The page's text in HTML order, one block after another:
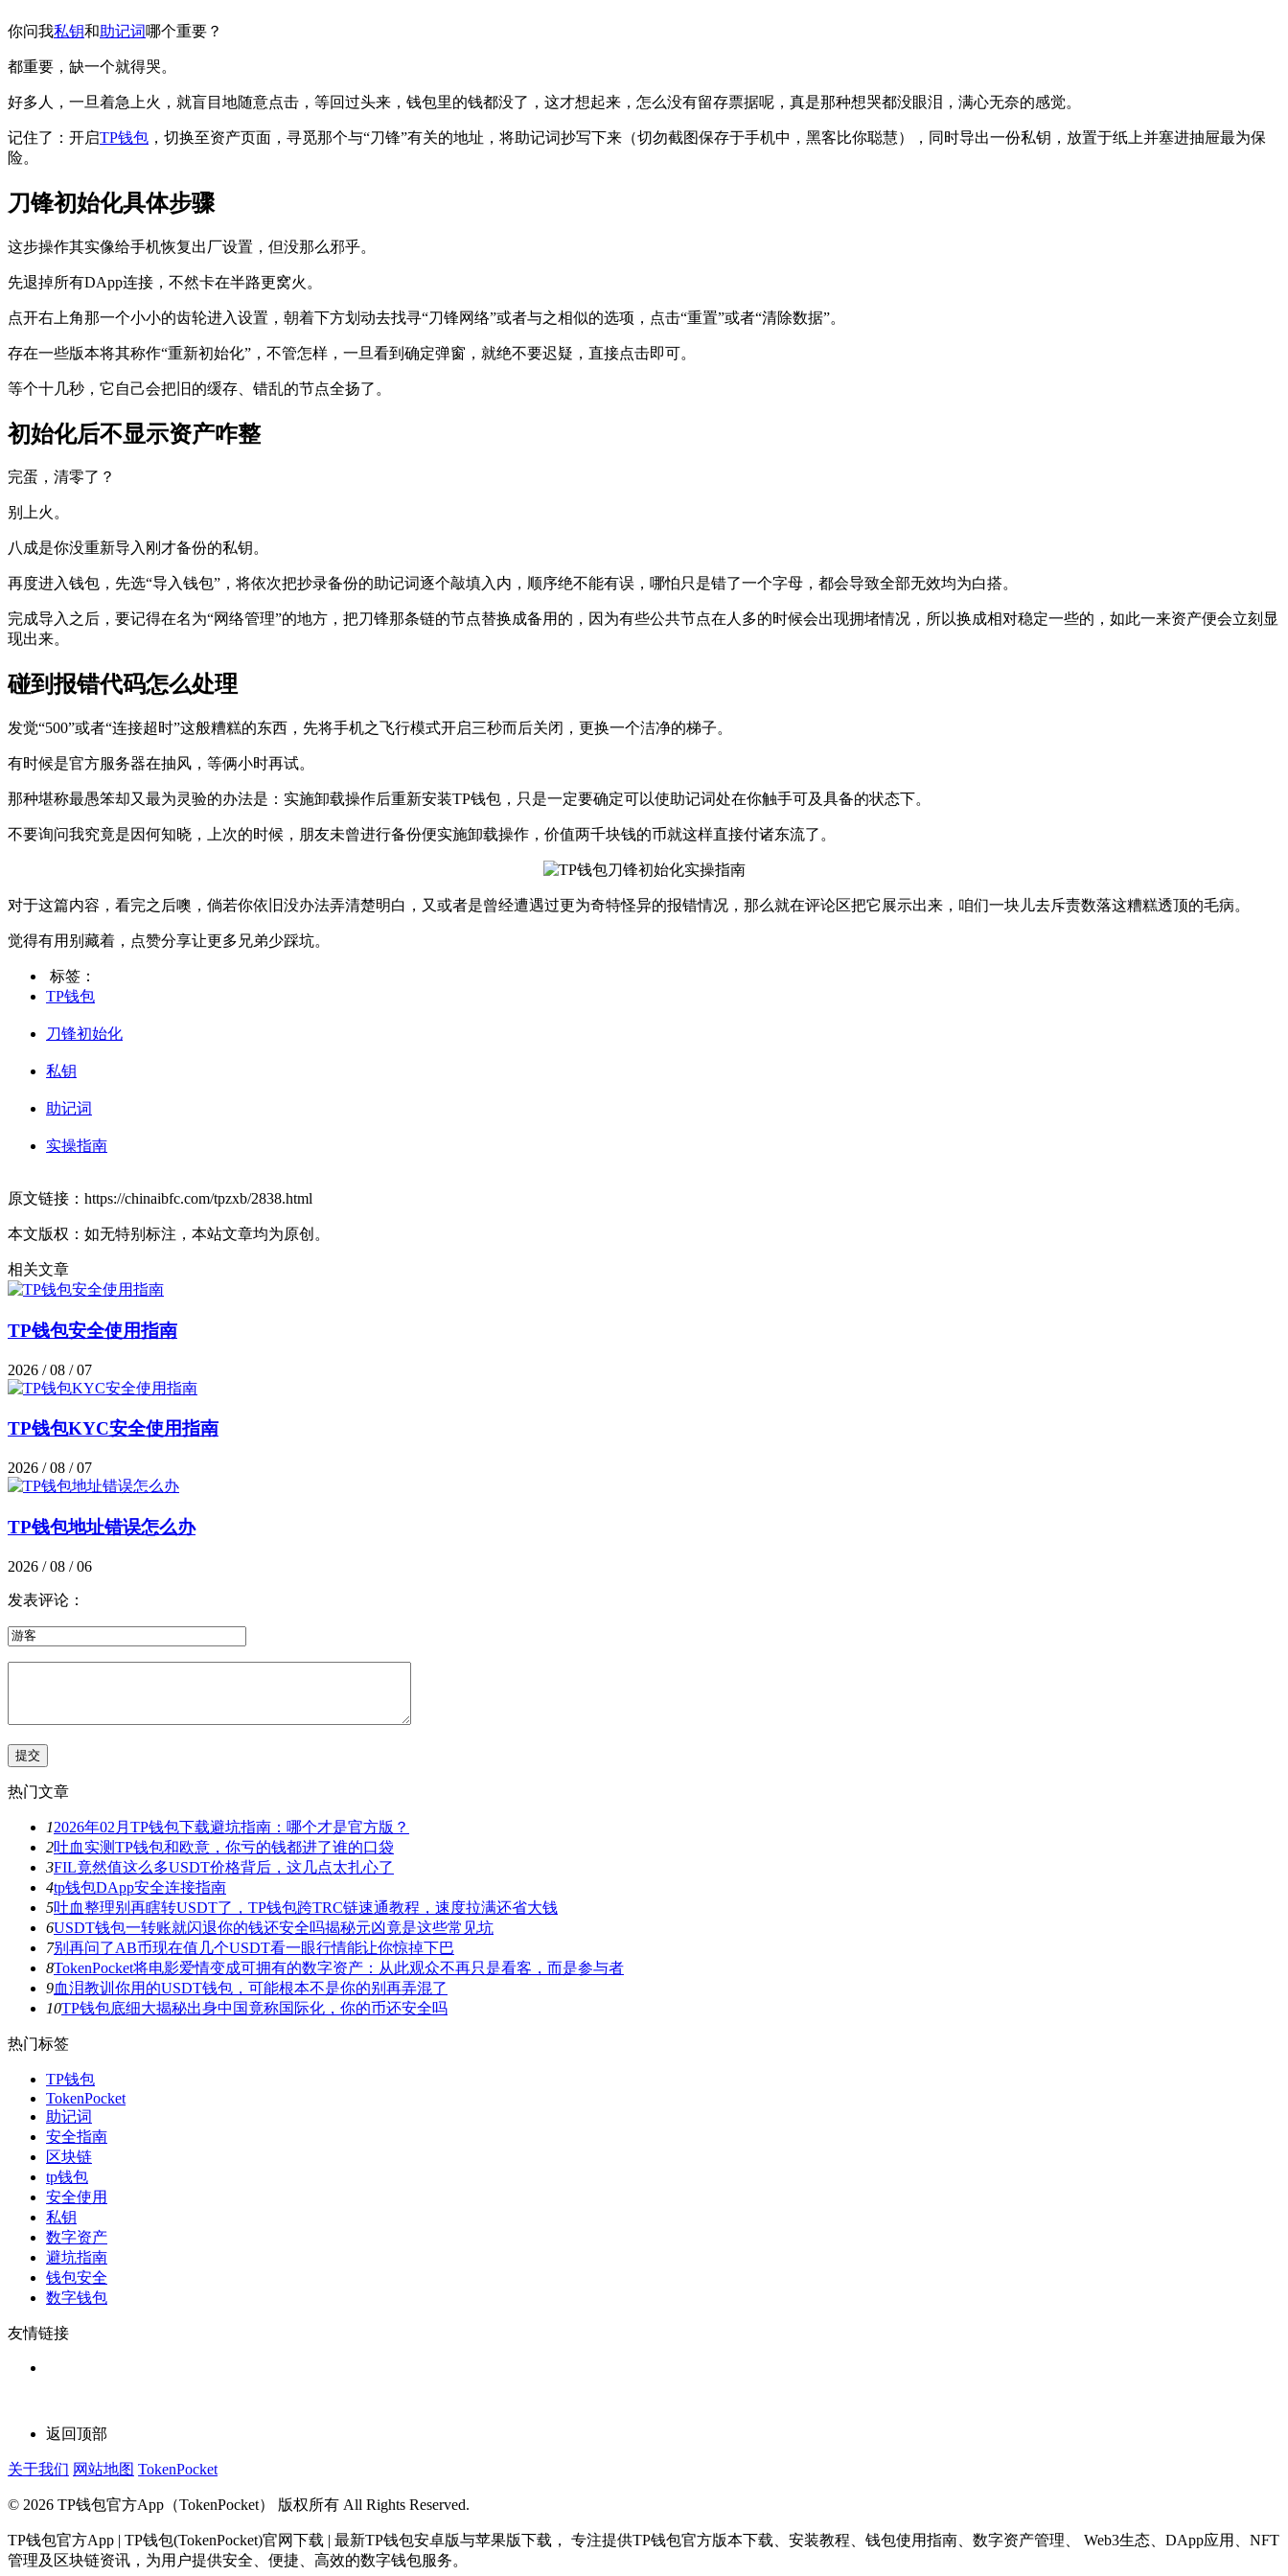
你问我私钥和助记词哪个重要？
都重要，缺一个就得哭。
好多人，一旦着急上火，就盲目地随意点击，等回过头来，钱包里的钱都没了，这才想起来，怎么没有留存票据呢，真是那种想哭都没眼泪，满心无奈的感觉。
记住了：开启TP钱包 ，切换至资产页面，寻觅那个与“刀锋”有关的地址，将助记词抄写下来（切勿截图保存于手机中，黑客比你聪慧），同时导出一份私钥，放置于纸上并塞进抽屉最为保
险。
刀锋初始化具体步骤
这步操作其实像给手机恢复出厂设置，但没那么邪乎。
先退掉所有DApp连接，不然卡在半路更窝火。
点开右上角那一个小小的齿轮进入设置，朝着下方划动去找寻“刀锋网络”或者与之相似的选项，点击“重置”或者“清除数据”。
存在一些版本将其称作“重新初始化”，不管怎样，一旦看到确定弹窗，就绝不要迟疑，直接点击即可。
等个十几秒，它自己会把旧的缓存、错乱的节点全扬了。
初始化后不显示资产咋整
完蛋，清零了？
别上火。
八成是你没重新导入刚才备份的私钥。
再度进入钱包，先选“导入钱包”，将依次把抄录备份的助记词逐个敲填入内，顺序绝不能有误，哪怕只是错了一个字母，都会导致全部无效均为白搭。
完成导入之后，要记得在名为“网络管理”的地方，把刀锋那条链的节点替换成备用的，因为有些公共节点在人多的时候会出现拥堵情况，所以换成相对稳定一些的，如此一来资产便会立刻显
现出来。
碰到报错代码怎么处理
发觉“500”或者“连接超时”这般糟糕的东西，先将手机之飞行模式开启三秒而后关闭，更换一个洁净的梯子。
有时候是官方服务器在抽风，等俩小时再试。
那种堪称最愚笨却又最为灵验的办法是：实施卸载操作后重新安装TP钱包，只是一定要确定可以使助记词处在你触手可及具备的状态下。
不要询问我究竟是因何知晓，上次的时候，朋友未曾进行备份便实施卸载操作，价值两千块钱的币就这样直接付诸东流了。
对于这篇内容，看完之后噢，倘若你依旧没办法弄清楚明白，又或者是曾经遭遇过更为奇特怪异的报错情况，那么就在评论区把它展示出来，咱们一块儿去斥责数落这糟糕透顶的毛病。
觉得有用别藏着，点赞分享让更多兄弟少踩坑。
标签：
TP钱包
刀锋初始化
私钥
助记词
实操指南
原文链接：https://chinaibfc.com/tpzxb/2838.html
本文版权：如无特别标注，本站文章均为原创。
相关文章
TP钱包安全使用指南
2026 / 08 / 07
TP钱包KYC安全使用指南
2026 / 08 / 07
TP钱包地址错误怎么办
2026 / 08 / 06
发表评论：
热门文章
12026年02月TP钱包下载避坑指南：哪个才是官方版？
2吐血实测TP钱包和欧意，你亏的钱都进了谁的口袋
3FIL竟然值这么多USDT价格背后，这几点太扎心了
4tp钱包DApp安全连接指南
5吐血整理别再瞎转USDT了，TP钱包跨TRC链速通教程，速度拉满还省大钱
6USDT钱包一转账就闪退你的钱还安全吗揭秘元凶竟是这些常见坑
7别再问了AB币现在值几个USDT看一眼行情能让你惊掉下巴
8TokenPocket将电影爱情变成可拥有的数字资产：从此观众不再只是看客，而是参与者
9血泪教训你用的USDT钱包，可能根本不是你的别再弄混了
10TP钱包底细大揭秘出身中国竟称国际化，你的币还安全吗
热门标签
TP钱包
TokenPocket
助记词
安全指南
区块链
tp钱包
安全使用
私钥
数字资产
避坑指南
钱包安全
数字钱包
友情链接
返回顶部
关于我们 网站地图 TokenPocket
© 2026 TP钱包官方App（TokenPocket） 版权所有 All Rights Reserved.
TP钱包官方App | TP钱包(TokenPocket)官网下载 | 最新TP钱包安卓版与苹果版下载， 专注提供TP钱包官方版本下载、安装教程、钱包使用指南、数字资产管理、 Web3生态、DApp应用、NFT
管理及区块链资讯，为用户提供安全、便捷、高效的数字钱包服务。